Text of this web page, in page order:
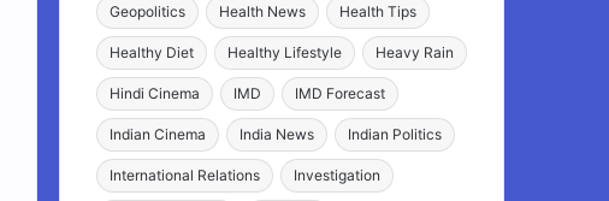
Geopolitics Health News Health Tips
Healthy Diet Healthy Lifestyle Heavy Rain
Hindi Cinema IMD IMD Forecast
Indian Cinema India News Indian Politics
International Relations Investigation